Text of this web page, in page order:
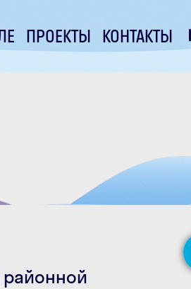
ПРОЕКТЫ КОНТАКТЫ
районной